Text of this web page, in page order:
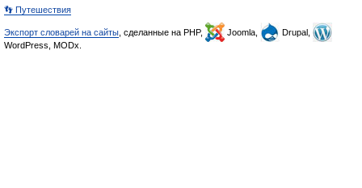
👣 Путешествия
Экспорт словарей на сайты , сделанные на PHP, Joomla,
Drupal,
WordPress, MODx.